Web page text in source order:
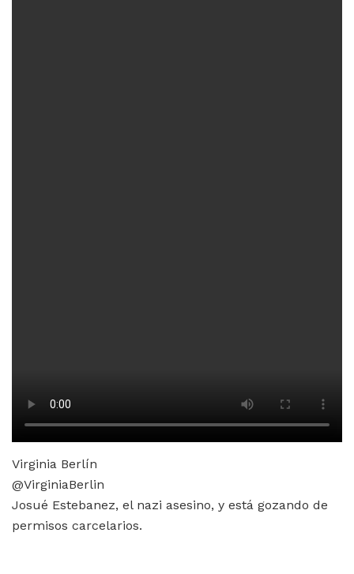
Virginia Berlín
@VirginiaBerlin
Josué Estebanez, el nazi asesino, y está gozando de
permisos carcelarios.